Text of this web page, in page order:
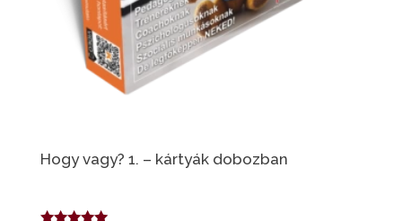
Hogy vagy? 1. – kártyák dobozban